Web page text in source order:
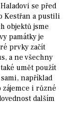
se před
Kestřan a pustili
objektů jsme
památky je
prvky začít
a ne všechny
umět použít
například
i různé
dalším